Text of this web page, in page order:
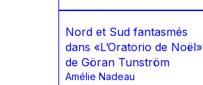
Nord et Sud fantasmés
dans «L’Oratorio de Noël»
de Göran Tunström
Amélie Nadeau